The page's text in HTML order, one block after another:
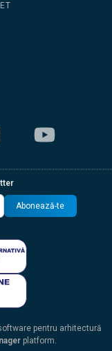
Abonează-te
pentru arhitectură
platform.